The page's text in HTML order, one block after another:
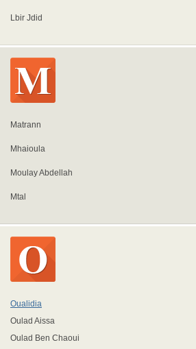
Lbir Jdid
Matrann
Mhaioula
Moulay Abdellah
Mtal
Oualidia
Oulad Aissa
Oulad Ben Chaoui